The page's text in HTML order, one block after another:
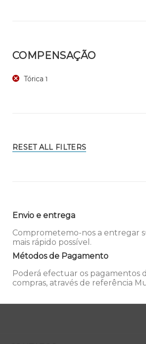
COMPENSAÇÃO
Tórica 1
RESET ALL FILTERS
Envio e entrega
Comprometemo-nos a entregar
mais rápido possível.
Métodos de Pagamento
Poderá efectuar os pagamentos
compras, através de referência